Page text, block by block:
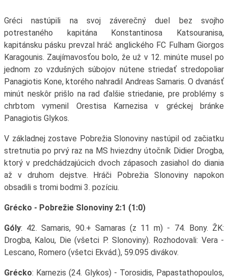
Gréci nastúpili na svoj záverečný duel bez svojho
potrestaného kapitána Konstantinosa Katsouranisa,
kapitánsku pásku prevzal hráč anglického FC Fulham Giorgos
Karagounis. Zaujímavosťou bolo, že už v 12. minúte musel po
jednom zo vzdušných súbojov nútene striedať stredopoliar
Panagiotis Kone, ktorého nahradil Andreas Samaris. O dvanásť
minút neskôr prišlo na rad ďalšie striedanie, pre problémy s
chrbtom vymenil Orestisa Karnezisa v gréckej bránke
Panagiotis Glykos.
V základnej zostave Pobrežia Slonoviny nastúpil od začiatku
stretnutia po prvý raz na MS hviezdny útočník Didier Drogba,
ktorý v predchádzajúcich dvoch zápasoch zasiahol do diania
až v druhom dejstve. Hráči Pobrežia Slonoviny napokon
obsadili s tromi bodmi 3. pozíciu.
Grécko - Pobrežie Slonoviny 2:1 (1:0)
Góly: 42. Samaris, 90.+ Samaras (z 11 m) - 74. Bony. ŽK:
Drogba, Kalou, Die (všetci P. Slonoviny). Rozhodovali: Vera -
Lescano, Romero (všetci Ekvád.), 59.095 divákov.
Grécko: Karnezis (24. Glykos) - Torosidis, Papastathopoulos,